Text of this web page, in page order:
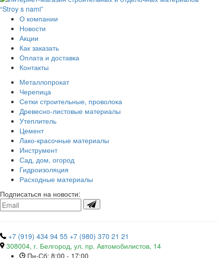
О компании
Новости
Акции
Как заказать
Оплата и доставка
Контакты
Металлопрокат
Черепица
Сетки строительные, проволока
Древесно-листовые материалы
Утеплитель
Цемент
Лако-красочные материалы
Инструмент
Сад, дом, огород
Гидроизоляция
Расходные материалы
Подписаться на новости:
+7 (919) 434 94 55 +7 (980) 370 21 21
308004, г. Белгород, ул. пр. Автомобилистов, 14
Пн-Сб: 8:00 - 17:00